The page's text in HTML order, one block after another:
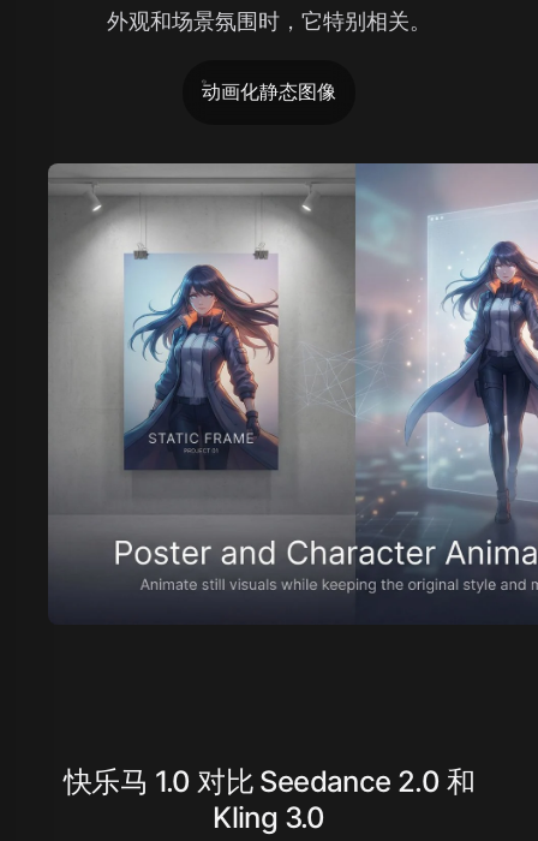
外观和场景氛围时，它特别相关。
动画化静态图像
快乐马 1.0 对比 Seedance 2.0 和
Kling 3.0